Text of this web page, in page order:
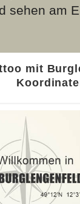
sehen am
mit